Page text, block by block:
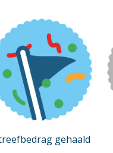
gehaald